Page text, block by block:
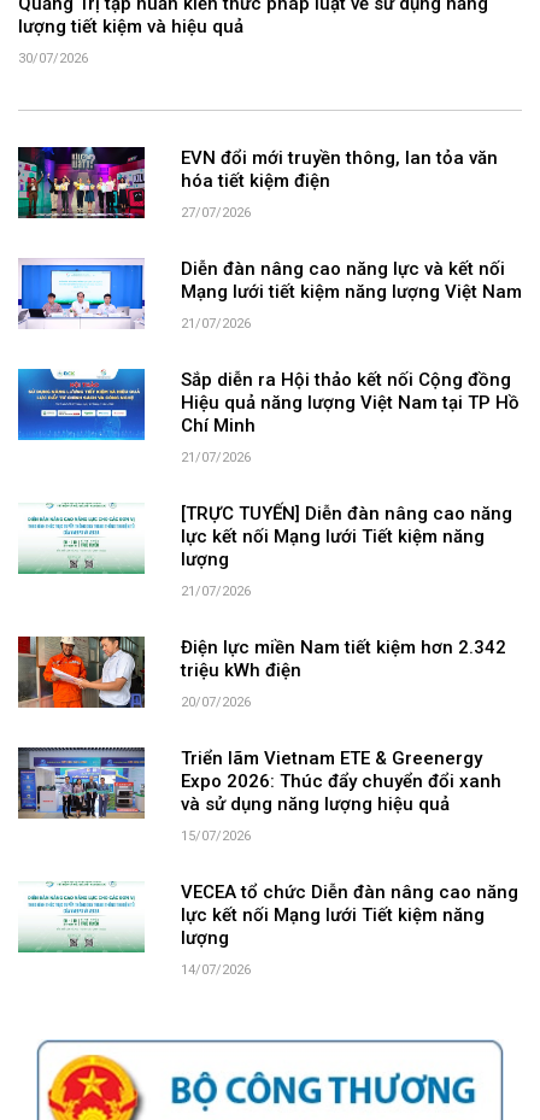
Quảng Trị tập huấn kiến thức pháp luật về sử dụng năng
lượng tiết kiệm và hiệu quả
30/07/2026
EVN đổi mới truyền thông, lan tỏa văn
hóa tiết kiệm điện
27/07/2026
Diễn đàn nâng cao năng lực và kết nối
Mạng lưới tiết kiệm năng lượng Việt Nam
21/07/2026
Sắp diễn ra Hội thảo kết nối Cộng đồng
Hiệu quả năng lượng Việt Nam tại TP Hồ
Chí Minh
21/07/2026
[TRỰC TUYẾN] Diễn đàn nâng cao năng
lực kết nối Mạng lưới Tiết kiệm năng
lượng
21/07/2026
Điện lực miền Nam tiết kiệm hơn 2.342
triệu kWh điện
20/07/2026
Triển lãm Vietnam ETE & Greenergy
Expo 2026: Thúc đẩy chuyển đổi xanh
và sử dụng năng lượng hiệu quả
15/07/2026
VECEA tổ chức Diễn đàn nâng cao năng
lực kết nối Mạng lưới Tiết kiệm năng
lượng
14/07/2026